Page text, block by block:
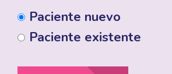
Paciente nuevo
Paciente existente